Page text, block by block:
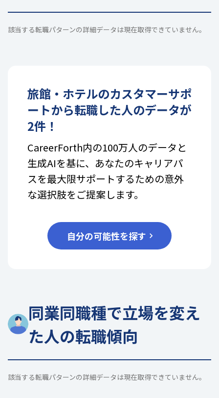
該当する転職パターンの詳細データは現在取得できていません。
旅館・ホテルのカスタマーサポ
ートから転職した人のデータが
2件！
CareerForth内の100万人のデータと
生成AIを基に、あなたのキャリアパ
スを最大限サポートするための意外
な選択肢をご提案します。
自分の可能性を探す
同業同職種で立場を変え
た人の転職傾向
該当する転職パターンの詳細データは現在取得できていません。